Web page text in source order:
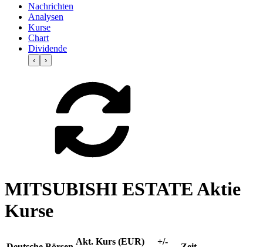
Nachrichten
Analysen
Kurse
Chart
Dividende
‹ ›
MITSUBISHI ESTATE Aktie
Kurse
Akt. Kurs (EUR)
+/-